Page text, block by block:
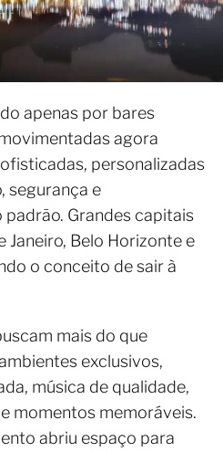
apenas por bares
agora
personalizadas
segurança e
Grandes capitais
Janeiro, Belo Horizonte e
o conceito de sair à
mais do que
exclusivos,
música de qualidade,
momentos memoráveis.
abriu espaço para